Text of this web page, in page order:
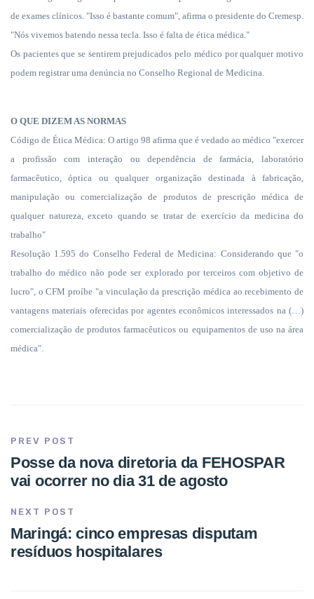
de exames clínicos. "Isso é bastante comum", afirma o presidente do Cremesp.
"Nós vivemos batendo nessa tecla. Isso é falta de ética médica."
Os pacientes que se sentirem prejudicados pelo médico por qualquer motivo
podem registrar uma denúncia no Conselho Regional de Medicina.
O QUE DIZEM AS NORMAS
Código de Ética Médica: O artigo 98 afirma que é vedado ao médico "exercer
a profissão com interação ou dependência de farmácia, laboratório
farmacêutico, óptica ou qualquer organização destinada à fabricação,
manipulação ou comercialização de produtos de prescrição médica de
qualquer natureza, exceto quando se tratar de exercício da medicina do
trabalho"
Resolução 1.595 do Conselho Federal de Medicina: Considerando que "o
trabalho do médico não pode ser explorado por terceiros com objetivo de
lucro", o CFM proíbe "a vinculação da prescrição médica ao recebimento de
vantagens materiais oferecidas por agentes econômicos interessados na (…)
comercialização de produtos farmacêuticos ou equipamentos de uso na área
médica".
PREV POST
Posse da nova diretoria da FEHOSPAR
vai ocorrer no dia 31 de agosto
NEXT POST
Maringá: cinco empresas disputam
resíduos hospitalares